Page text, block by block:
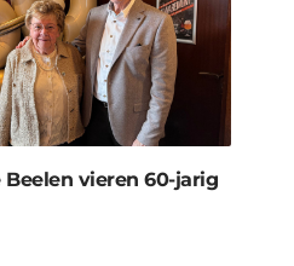
Beelen vieren 60-jarig